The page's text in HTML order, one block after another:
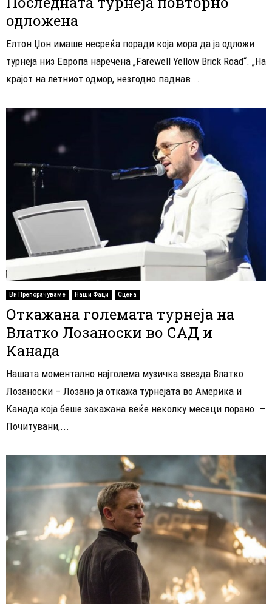
одложена
Елтон Џон имаше несреќа поради која мора да ја одложи
турнеја низ Европа наречена „Farewell Yellow Brick Road“. „На
крајот на летниот одмор, незгодно паднав...
Ви Препорачуваме Наши Фаци Сцена
Откажана големата турнеја на
Влатко Лозаноски во САД и
Канада
Нашата моментално најголема музичка ѕвезда Влатко
Лозаноски – Лозано ја откажа турнејата во Америка и
Канада која беше закажана веќе неколку месеци порано. –
Почитувани,...